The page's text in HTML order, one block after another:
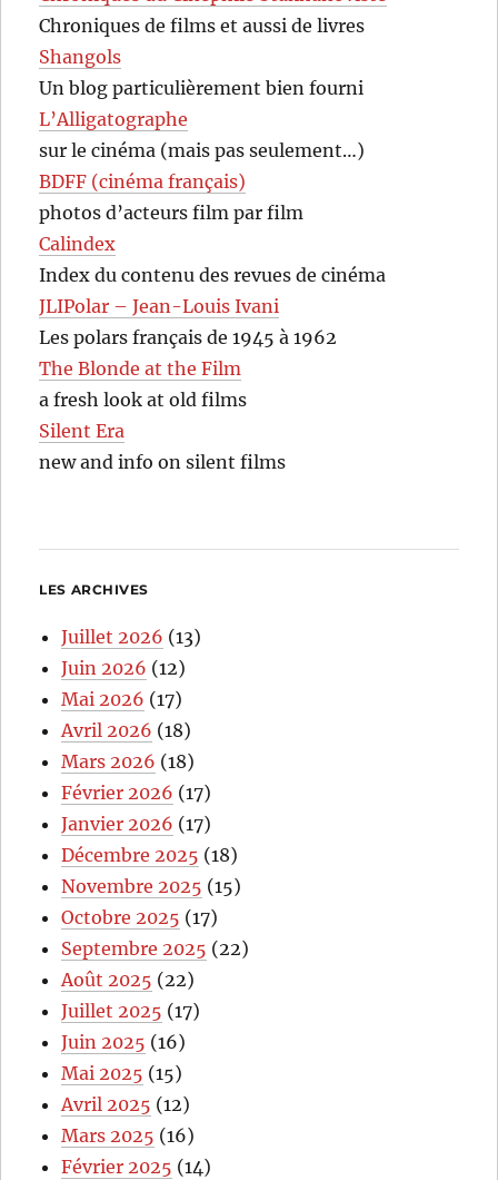
Chroniques de films et aussi de livres
Shangols
Un blog particulièrement bien fourni
L’Alligatographe
sur le cinéma (mais pas seulement…)
BDFF (cinéma français)
photos d’acteurs film par film
Calindex
Index du contenu des revues de cinéma
JLIPolar – Jean-Louis Ivani
Les polars français de 1945 à 1962
The Blonde at the Film
a fresh look at old films
Silent Era
new and info on silent films
LES ARCHIVES
Juillet 2026 (13)
Juin 2026 (12)
Mai 2026 (17)
Avril 2026 (18)
Mars 2026 (18)
Février 2026 (17)
Janvier 2026 (17)
Décembre 2025 (18)
Novembre 2025 (15)
Octobre 2025 (17)
Septembre 2025 (22)
Août 2025 (22)
Juillet 2025 (17)
Juin 2025 (16)
Mai 2025 (15)
Avril 2025 (12)
Mars 2025 (16)
Février 2025 (14)